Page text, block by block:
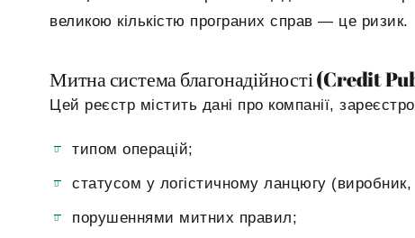
великою кількістю програних справ — це ризик.
Митна система благонадійності
Цей реєстр містить дані про компанії,
типом операцій;
статусом у логістичному ланцюгу
порушеннями митних правил;